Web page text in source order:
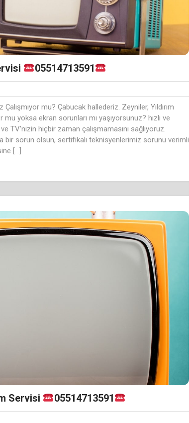
05514713591
Çalışmıyor mu? Çabucak hallederiz. Zeyniler, Yıldırım
yoksa ekran sorunları mı yaşıyorsunuz? hızlı ve
TV’nizin hiçbir zaman çalışmamasını sağlıyoruz.
bir sorun olsun, sertifikalı teknisyenlerimiz sorunu verimli
[…]
Servisi 05514713591